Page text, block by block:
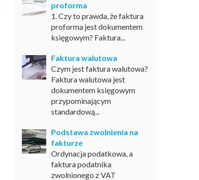
proforma
1. Czy to prawda, że faktura
proforma jest dokumentem
księgowym? Faktura...
Faktura walutowa
Czym jest faktura walutowa?
Faktura walutowa jest
dokumentem księgowym
przypominającym
standardową...
Podstawa zwolnienia na
fakturze
Ordynacja podatkowa, a
faktura podatnika
zwolnionego z VAT